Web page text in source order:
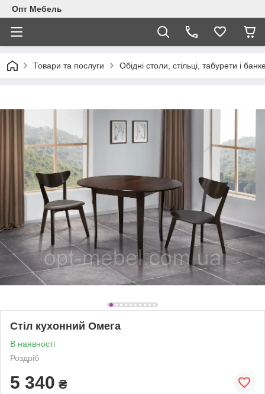
Опт Мебель
Товари та послуги Обідні столи, стільці, табурети і
Стіл кухонний Омега
В наявності
Роздріб
5 340 ₴